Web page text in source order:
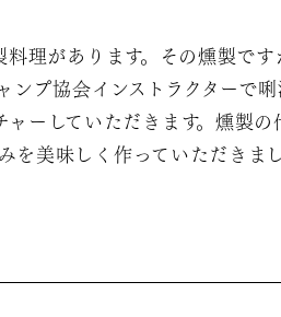
理があります。その燻製で
プ協会インストラクターで
ーしていただきます。燻製
を美味しく作っていただきま